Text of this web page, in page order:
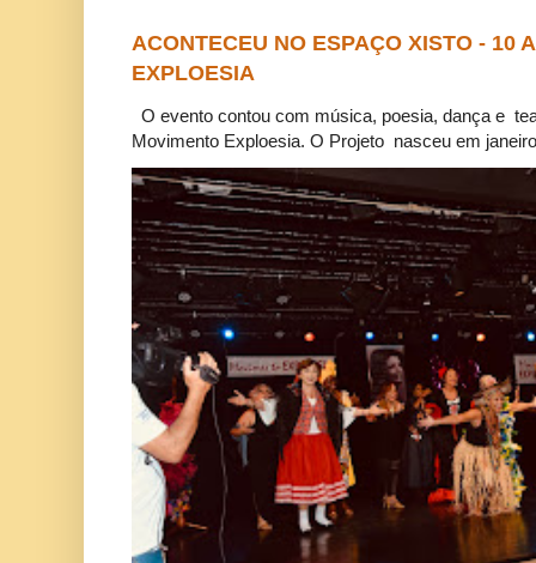
ACONTECEU NO ESPAÇO XISTO - 10
EXPLOESIA
O evento contou com música, poesia, dança e
Movimento Exploesia. O Projeto nasceu em